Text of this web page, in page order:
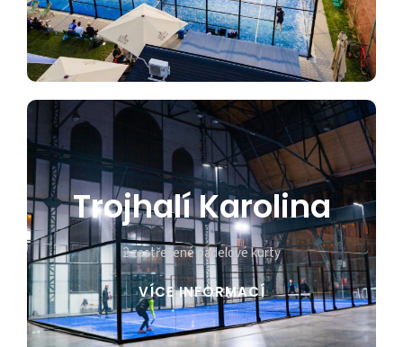
Trojhalí Karolina
2 zastřešené padelové kurty
VÍCE INFORMACÍ